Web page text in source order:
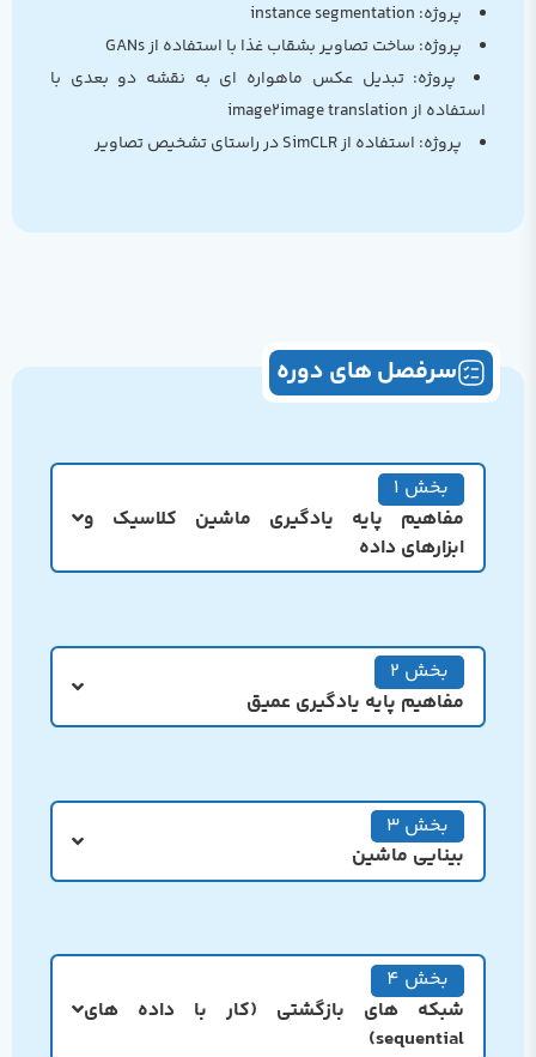
پروژه: instance segmentation
پروژه: ساخت تصاویر بشقاب غذا با استفاده از GANs
پروژه: تبدیل عکس ماهواره ای به نقشه دو بعدی با
استفاده از image2image translation
پروژه: استفاده از SimCLR در راستای تشخیص تصاویر
سرفصل های دوره
بخش 1
مفاهیم پایه یادگیری ماشین کلاسیک و
ابزارهای داده
بخش 2
مفاهیم پایه یادگیری عمیق
بخش 3
بینایی ماشین
بخش 4
شبکه های بازگشتی (کار با داده های
sequential)